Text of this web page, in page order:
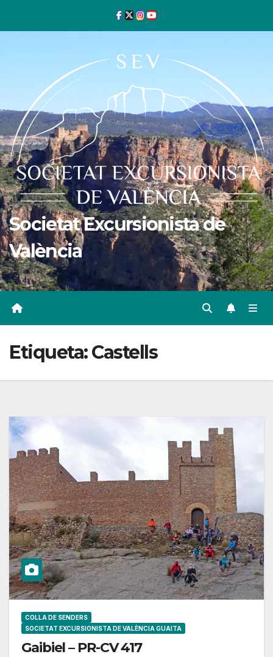
Societat Excursionista de
València
Etiqueta:Castells
COLLA DE SENDERS
SOCIETAT EXCURSIONISTA DE VALÈNCIA GUAITA
Gaibiel – PR-CV 417